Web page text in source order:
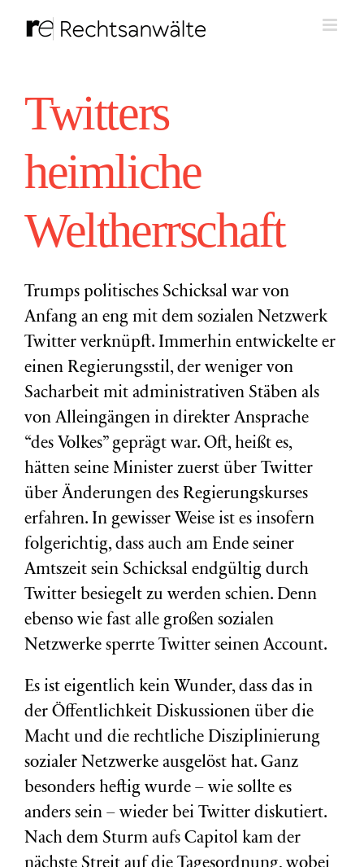
Inhalt
Twitters
heimliche
Weltherrschaft
Trumps politisches Schicksal war von
Anfang an eng mit dem sozialen Netzwerk
Twitter verknüpft. Immerhin entwickelte er
einen Regierungsstil, der weniger von
Sacharbeit mit administrativen Stäben als
von Alleingängen in direkter Ansprache
“des Volkes” geprägt war. Oft, heißt es,
hätten seine Minister zuerst über Twitter
über Änderungen des Regierungskurses
erfahren. In gewisser Weise ist es insofern
folgerichtig, dass auch am Ende seiner
Amtszeit sein Schicksal endgültig durch
Twitter besiegelt zu werden schien. Denn
ebenso wie fast alle großen sozialen
Netzwerke sperrte Twitter seinen Account.
Es ist eigentlich kein Wunder, dass das in
der Öffentlichkeit Diskussionen über die
Macht und die rechtliche Disziplinierung
sozialer Netzwerke ausgelöst hat. Ganz
besonders heftig wurde – wie sollte es
anders sein – wieder bei Twitter diskutiert.
Nach dem Sturm aufs Capitol kam der